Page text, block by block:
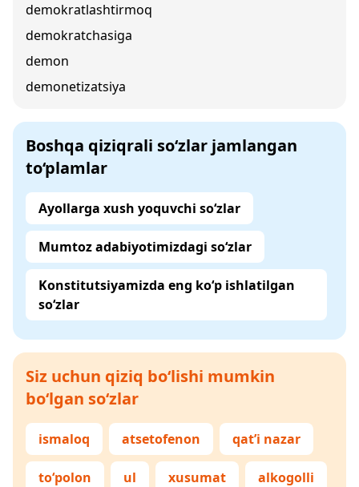
demokratlashtirmoq
demokratchasiga
demon
demonetizatsiya
Boshqa qiziqrali so‘zlar jamlangan
to‘plamlar
Ayollarga xush yoquvchi so‘zlar
Mumtoz adabiyotimizdagi so‘zlar
Konstitutsiyamizda eng ko‘p ishlatilgan
so‘zlar
Siz uchun qiziq bo‘lishi mumkin
bo‘lgan so‘zlar
ismaloq atsetofenon qat’i nazar
to‘polon ul xusumat alkogolli